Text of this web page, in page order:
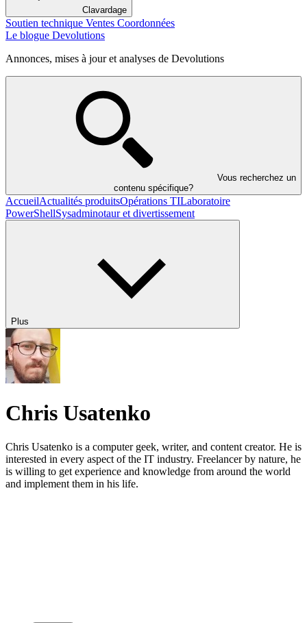
Clavardage
Soutien technique Ventes Coordonnées
Le blogue Devolutions
Annonces, mises à jour et analyses de Devolutions
Vous recherchez un
contenu spécifique?
AccueilActualités produitsOpérations TILaboratoire
PowerShellSysadminotaur et divertissement
Plus
Chris Usatenko
Chris Usatenko is a computer geek, writer, and content creator. He is
interested in every aspect of the IT industry. Freelancer by nature, he
is willing to get experience and knowledge from around the world
and implement them in his life.